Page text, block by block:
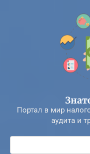
Портал в мир
аудита и
Поиск: